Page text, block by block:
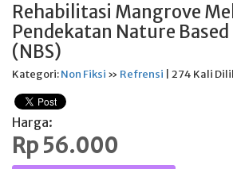
Rehabilitasi Mangrove
Pendekatan Nature
(NBS)
Kategori:Non Fiksi » Refrensi | 274 Kali
Harga:
Rp 56.000